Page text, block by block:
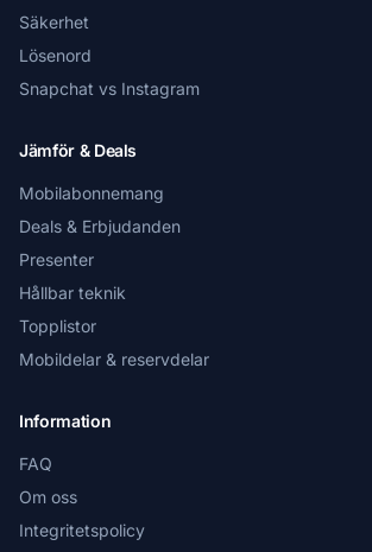
Säkerhet
Lösenord
Snapchat vs Instagram
Jämför & Deals
Mobilabonnemang
Deals & Erbjudanden
Presenter
Hållbar teknik
Topplistor
Mobildelar & reservdelar
Information
FAQ
Om oss
Integritetspolicy